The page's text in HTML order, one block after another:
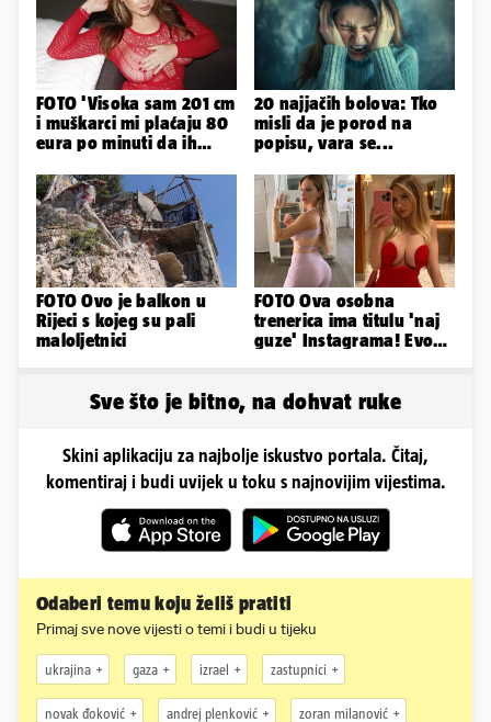
FOTO 'Visoka sam 201 cm
i muškarci mi plaćaju 80
eura po minuti da ih
20 najjačih bolova: Tko
misli da je porod na
popisu, vara se...
FOTO Ovo je balkon u
Rijeci s kojeg su pali
maloljetnici
FOTO Ova osobna
trenerica ima titulu 'naj
guze' Instagrama! Evo
Sve što je bitno, na dohvat ruke
Skini aplikaciju za najbolje iskustvo portala. Čitaj,
komentiraj i budi uvijek u toku s najnovijim vijestima.
Odaberi temu koju želiš pratiti
Primaj sve nove vijesti o temi i budi u tijeku
ukrajina gaza izrael zastupnici
novak đoković andrej plenković zoran milanović